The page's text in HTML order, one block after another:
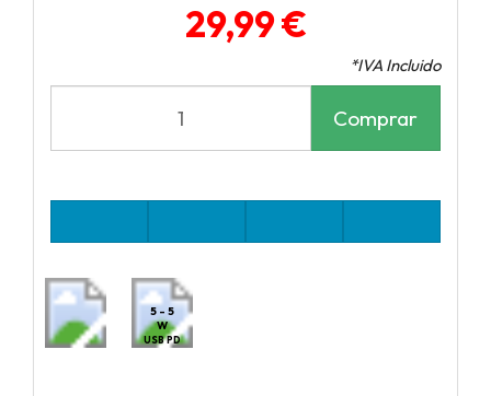
29,99 €
*IVA Incluido
Comprar
5 - 5
W
USB PD